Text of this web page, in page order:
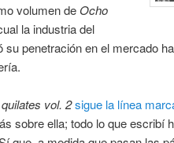
volumen de Ocho
la industria del
su penetración en el mercado
vol. 2sigue la línea
sobre ella; todo lo que escribí